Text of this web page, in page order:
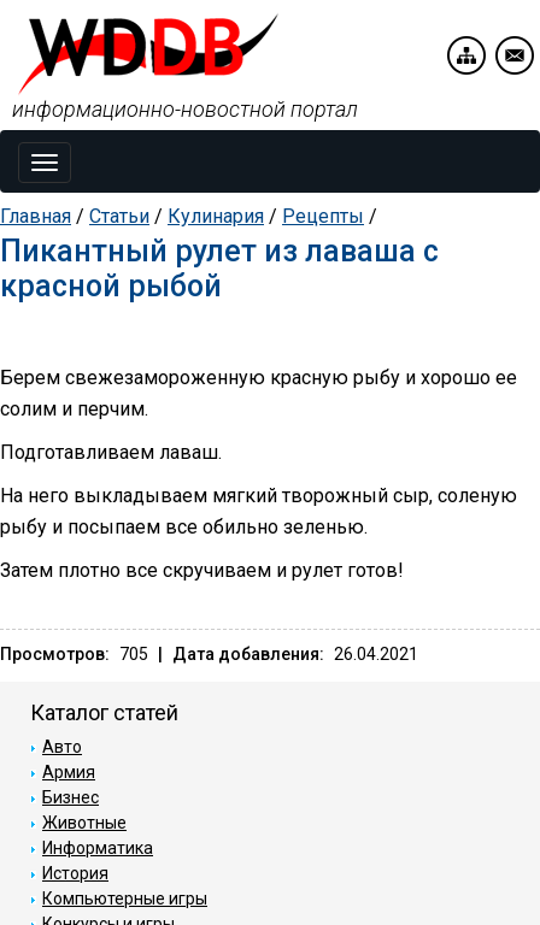
Toggle
navigation
информационно-новостной портал
Главная / Статьи / Кулинария / Рецепты /
Пикантный рулет из лаваша с
красной рыбой
Берем свежезамороженную красную рыбу и хорошо ее
солим и перчим.
Подготавливаем лаваш.
На него выкладываем мягкий творожный сыр, соленую
рыбу и посыпаем все обильно зеленью.
Затем плотно все скручиваем и рулет готов!
Просмотров: 705 Дата добавления: 26.04.2021
Каталог статей
Авто
Армия
Бизнес
Животные
Информатика
История
Компьютерные игры